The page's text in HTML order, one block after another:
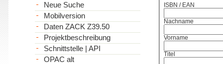
ISBN / EAN
Nachname
Vorname
Titel
Neue Suche
Mobilversion
Daten ZACK Z39.50
Projektbeschreibung
Schnittstelle | API
OPAC alt